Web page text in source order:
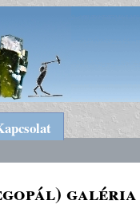
galéria